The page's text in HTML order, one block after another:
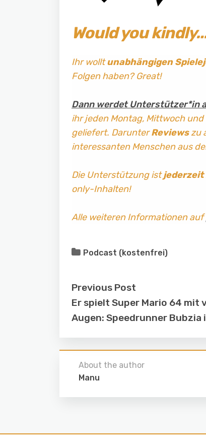
Would you
Ihr wolltunabhängigen
Folgen haben? Great!
Dann werdet Unterstützer*in
ihr jeden Montag, Mittwoch
geliefert. DarunterReviewszu
interessanten Menschen aus
Die Unterstützung istjederzeit
only-Inhalten!
Alle weiteren Informationen auf
Podcast (kostenfrei)
Previous Post
Er spielt Super Mario 64 mit
Augen: Speedrunner Bubzia
About the author
Manu